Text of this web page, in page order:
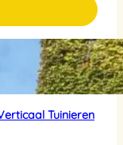
Tuinieren